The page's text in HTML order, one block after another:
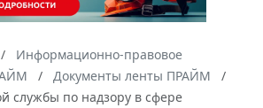
Информационно-правовое
Документы ленты ПРАЙМ
службы по надзору в сфере